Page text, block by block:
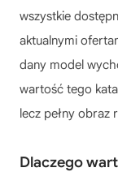
wszystkie
aktualnymi
dany model
wartość tego
lecz pełny obraz
Dlaczego